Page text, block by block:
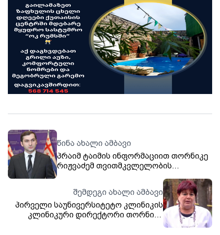
წინა ახალი ამბავი
პრაიმ ტაიმის ინფორმაციით თორნიკე
რიჟვაძემ თვითმკვლელობის
შემდეგი ახალი ამბავი
პირველი საუნივერსიტეტო კლინიკის
კლინიკური დირექტორი თორნიკე